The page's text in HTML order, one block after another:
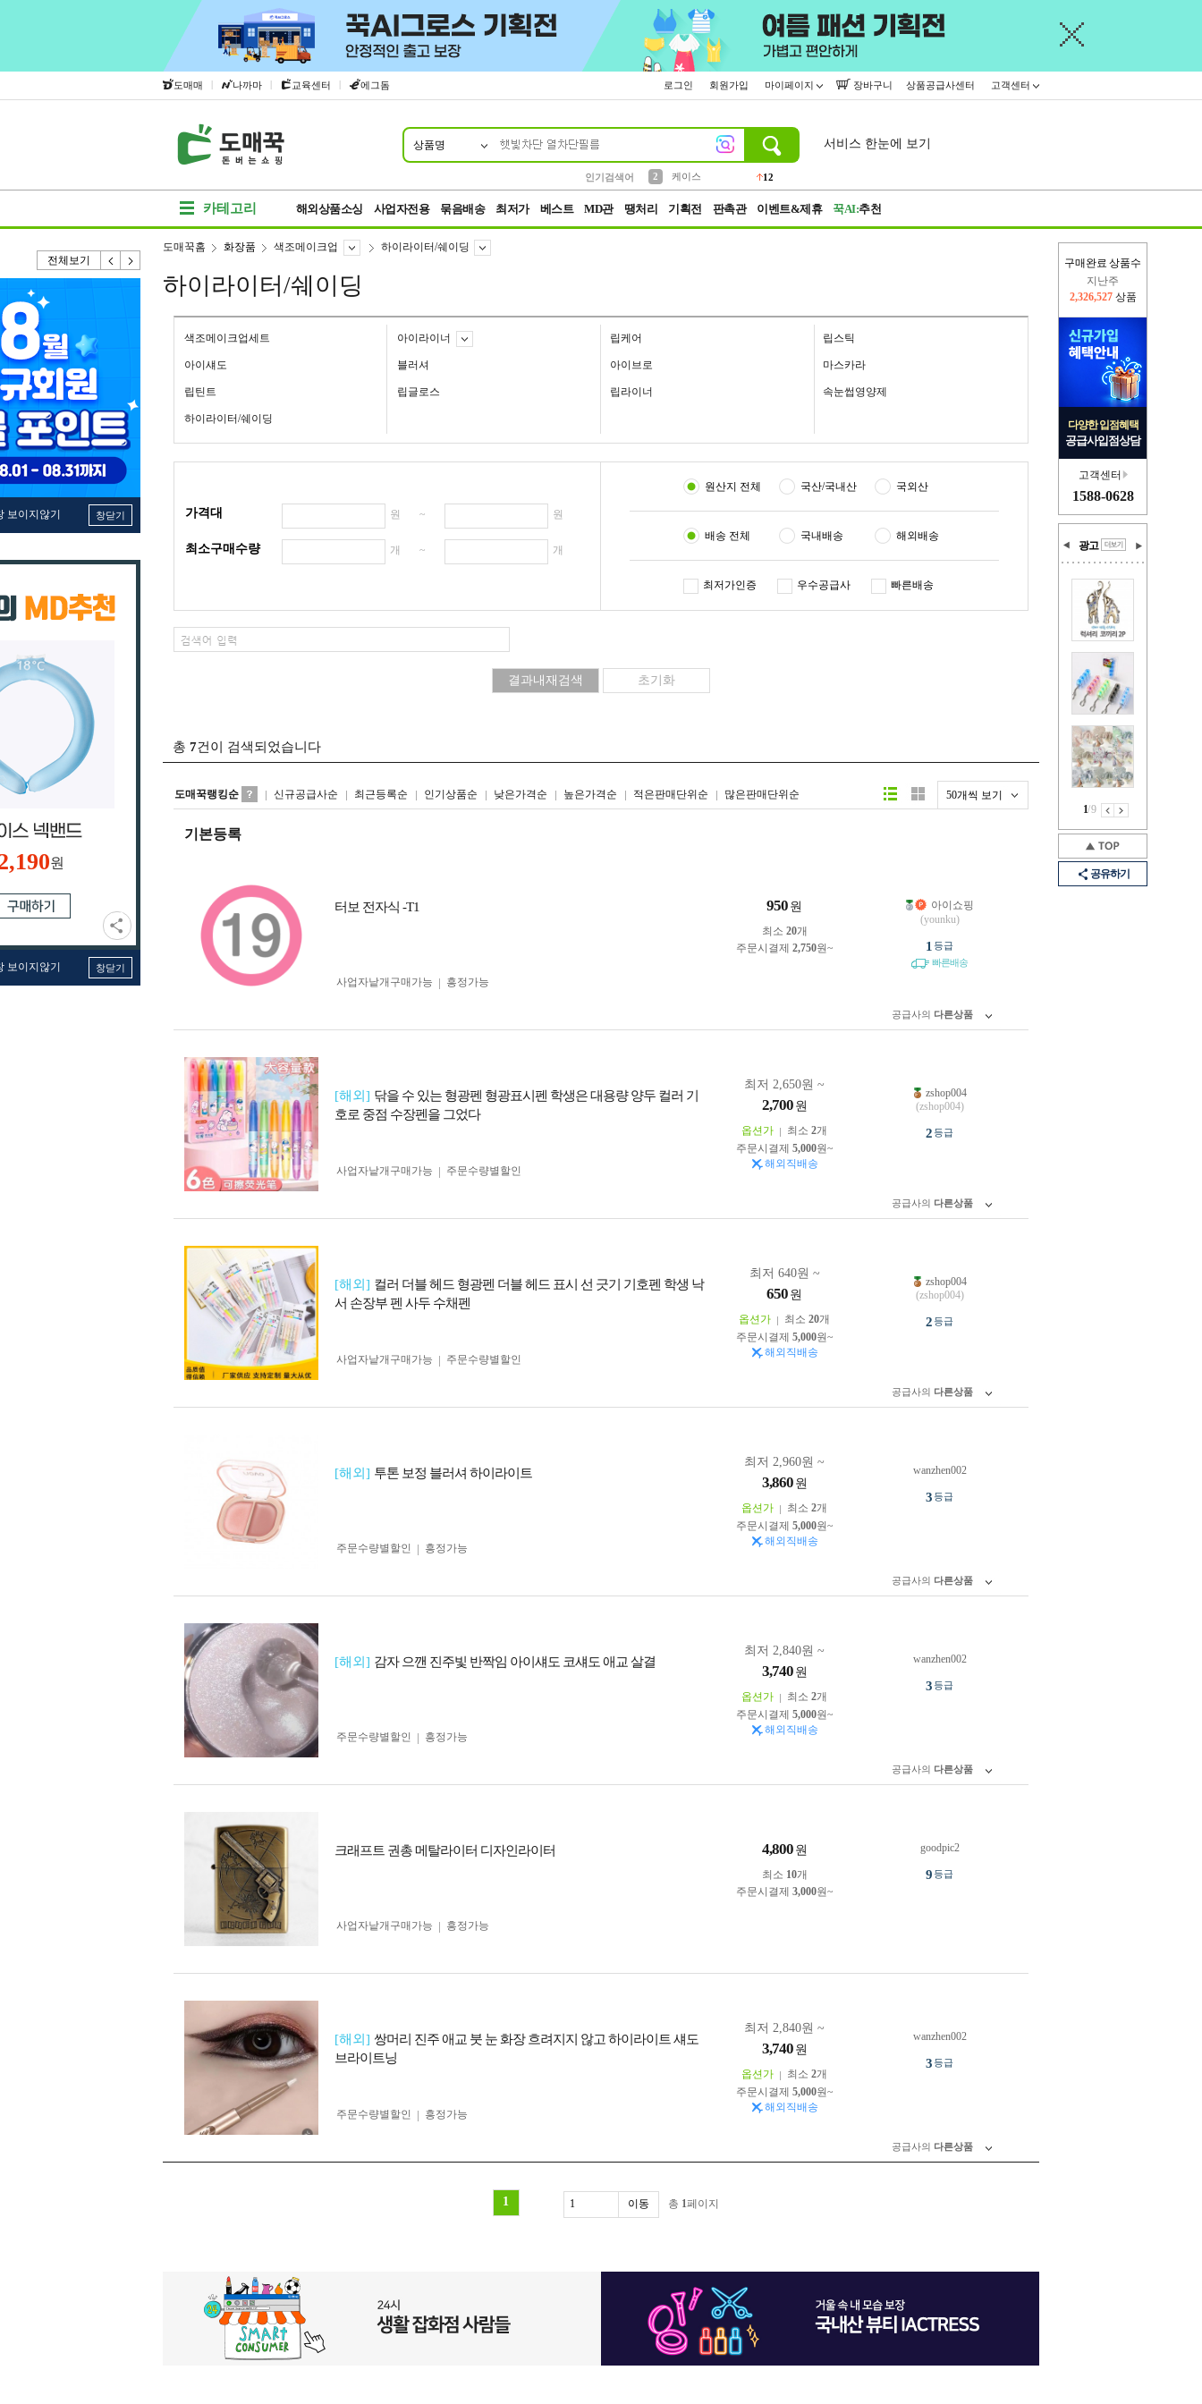
도매매 | 나까마 | 교육센터 | 에그돔 로그인 회원가입 마이페이지 장바구니 상품공급사센터 고객센터
상품명
인기검색어
2
케이스
12
서비스 한눈에 보기
카테고리 해외상품소싱 사업자전용 묶음배송 최저가 베스트 MD관 땡처리 기획전 판촉관 이벤트&제휴 꾹AI:추천
전체보기
보이지않기 창닫기
원
보이지않기 창닫기
구매완료 상품수
지난주
2,326,527 상품
다양한 입점혜택
공급사입점상담
고객센터
1588-0628
광고
1/9
공유하기
도매꾹홈 화장품 색조메이크업 하이라이터/쉐이딩
하이라이터/쉐이딩
색조메이크업세트 아이라이너 립케어 립스틱
아이섀도 블러셔 아이브로 마스카라
립틴트 립글로스 립라이너 속눈썹영양제
하이라이터/쉐이딩
가격대 원 ~ 원
최소구매수량 개 ~ 개
원산지 전체 국산/국내산 국외산
배송 전체 국내배송 해외배송
최저가인증 우수공급사 빠른배송
총 7건이 검색되었습니다
도매꾹랭킹순 신규공급사순 최근등록순 인기상품순 낮은가격순 높은가격순 적은판매단위순 많은판매단위순 50개씩 보기
리스트형갤러리형
기본등록
터보 전자식 -T1 950 원
최소 20개
주문시결제 2,750원~
사업자 낱개구매가능 흥정가능
아이쇼핑
(younku)
1 등급
빠른배송
공급사의 다른상품
[해외] 닦을 수 있는 형광펜 형광표시펜 학생은 대용량 양두 컬러 기
호로 중점 수장펜을 그었다
최저 2,650원 ~
2,700 원
옵션가 최소 2개
주문시결제 5,000원~
해외직배송
사업자 낱개구매가능 주문수량별할인
zshop004
(zshop004)
2등급
공급사의 다른상품
[해외] 컬러 더블 헤드 형광펜 더블 헤드 표시 선 긋기 기호펜 학생 낙
서 손장부 펜 사두 수채펜
최저 640원 ~
650 원
옵션가 최소 20개
주문시결제 5,000원~
해외직배송
사업자 낱개구매가능 주문수량별할인
zshop004
(zshop004)
2등급
공급사의 다른상품
[해외] 투톤 보정 블러셔 하이라이트
최저 2,960원 ~
3,860 원
옵션가 최소 2개
주문시결제 5,000원~
해외직배송
주문수량별할인 흥정가능
wanzhen002
3등급
공급사의 다른상품
[해외] 감자 으깬 진주빛 반짝임 아이섀도 코섀도 애교 살결
최저 2,840원 ~
3,740 원
옵션가 최소 2개
주문시결제 5,000원~
해외직배송
주문수량별할인 흥정가능
wanzhen002
3등급
공급사의 다른상품
크래프트 권총 메탈라이터 디자인라이터 4,800 원
최소 10개
주문시결제 3,000원~
사업자 낱개구매가능 흥정가능
goodpic2
9등급
[해외] 쌍머리 진주 애교 붓 눈 화장 흐려지지 않고 하이라이트 섀도
브라이트닝
최저 2,840원 ~
3,740 원
옵션가 최소 2개
주문시결제 5,000원~
해외직배송
주문수량별할인 흥정가능
wanzhen002
3등급
공급사의 다른상품
1 총 1페이지